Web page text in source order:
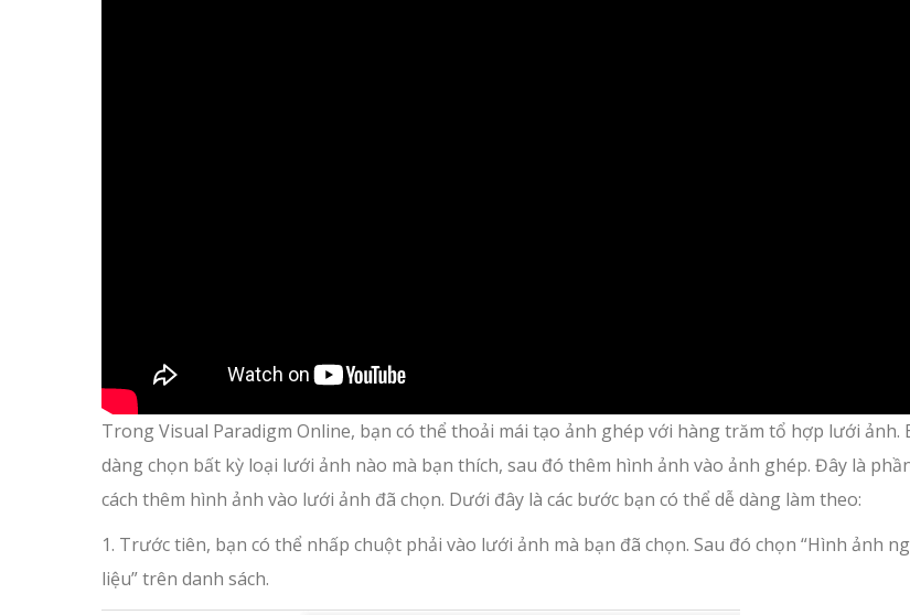
Trong Visual Paradigm Online, bạn có thể thoải mái tạo ảnh ghép với hàng trăm tổ hợp lưới ảnh.
dàng chọn bất kỳ loại lưới ảnh nào mà bạn thích, sau đó thêm hình ảnh vào ảnh ghép. Đây là
cách thêm hình ảnh vào lưới ảnh đã chọn. Dưới đây là các bước bạn có thể dễ dàng làm theo:
1. Trước tiên, bạn có thể nhấp chuột phải vào lưới ảnh mà bạn đã chọn. Sau đó chọn “Hình ảnh
liệu” trên danh sách.